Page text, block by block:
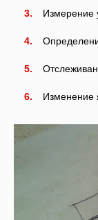
Измерение
Изменение